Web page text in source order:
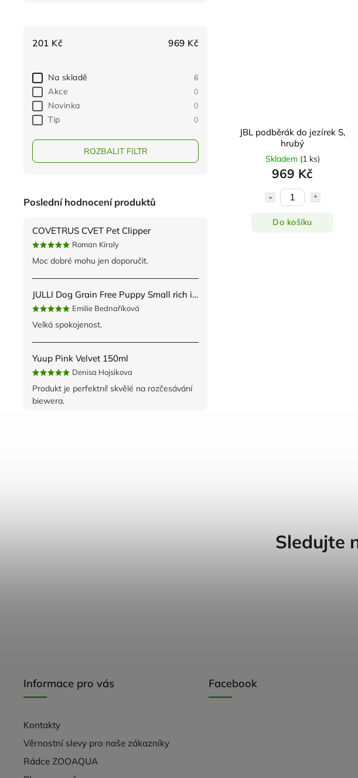
201 Kč 969 Kč
Na skladě 6
Akce 0
Novinka 0
Tip 0
ROZBALIT FILTR
Poslední hodnocení produktů
COVETRUS CVET Pet Clipper
Roman Kiraly
Moc dobré mohu jen doporučit.
JULLI Dog Grain Free Puppy Small rich in fresh Turkey & Potato 2kg
Emilie Bednaříková
Velká spokojenost.
Yuup Pink Velvet 150ml
Denisa Hojsikova
Produkt je perfektní! skvělé na rozčesávání
biewera.
JBL podběrák do jezírek S,
hrubý
Skladem (1 ks)
969 Kč
Do košíku
Informace pro vás
Kontakty
Věrnostní slevy pro naše zákazníky
Rádce ZOOAQUA
Facebook
Sledujte